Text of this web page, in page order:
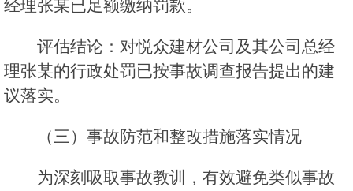
经理张某已足额缴纳罚款。
评估结论：对悦众建材公司及其公司总经
理张某的行政处罚已按事故调查报告提出的建
议落实。
（三）事故防范和整改措施落实情况
为深刻吸取事故教训，有效避免类似事故